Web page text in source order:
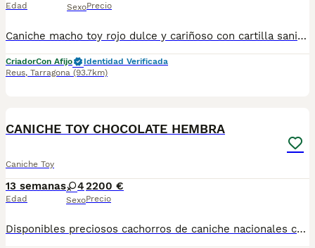
Edad SexoPrecio
Caniche macho toy rojo dulce y cariñoso con cartilla sanitaria vacuna chip desparasitación con garantía víricas y congenitas
CriadorCon Afijo
Identidad Verificada
Reus, Tarragona (93.7km)
CANICHE TOY CHOCOLATE HEMBRA
Caniche Toy
13 semanas
Edad
4
Sexo
2200 €
Precio
Disponibles preciosos cachorros de caniche nacionales criados en nuestras instalaciones, en un ambiente familiar y responsable. Nuestros cachorros se entregan con cartilla de primera vacunación, vacunas correspondientes a su edad, desparasitados interna y externamente, y con microchip implantado y dado de alta. Además, realizamos un contrato de garantía que incluye: • Garantía vírica de 15 días. • Garantía congénita de 1 año. Desde la fecha de entrega del cachorro. Nos comprometemos al 100% con la salud, el bienestar y el cuidado de nuestros pequeños. Disponemos de Núcleo Zoológico Para más información, imágenes o cualquier consulta sin compromiso, pueden contactar con nosotros en los teléfonos: CRISTINA 📞 722 788 399 📞 932 514 529